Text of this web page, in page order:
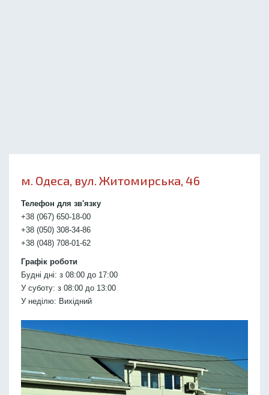
м. Одеса, вул. Житомирська, 46
Телефон для зв'язку
+38 (067) 650-18-00
+38 (050) 308-34-86
+38 (048) 708-01-62
Графік роботи
Будні дні: з 08:00 до 17:00
У суботу: з 08:00 до 13:00
У неділю: Вихідний